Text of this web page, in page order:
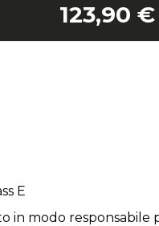
123,90 €
E
in modo responsabile